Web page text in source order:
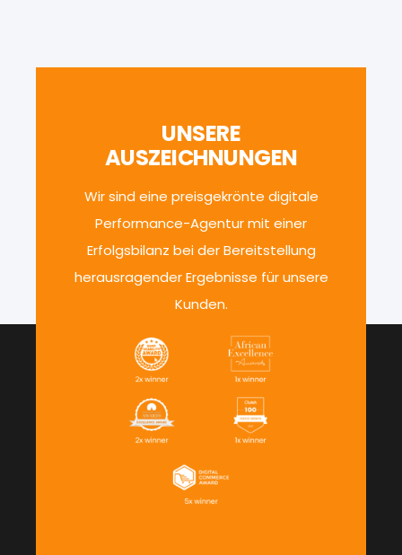
UNSERE
AUSZEICHNUNGEN
Wir sind eine preisgekrönte digitale
Performance-Agentur mit einer
Erfolgsbilanz bei der Bereitstellung
herausragender Ergebnisse für unsere
Kunden.